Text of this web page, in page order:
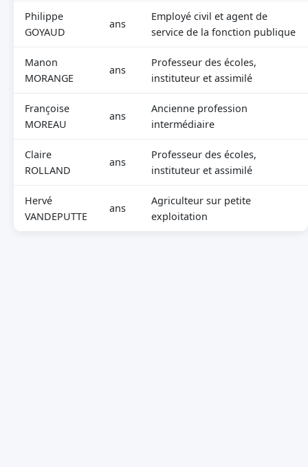
Philippe
GOYAUD
ans
Employé civil et agent de
service de la fonction publique
Manon
MORANGE
ans
Professeur des écoles,
instituteur et assimilé
Françoise
MOREAU
ans
Ancienne profession
intermédiaire
Claire
ROLLAND
ans
Professeur des écoles,
instituteur et assimilé
Hervé
VANDEPUTTE
ans
Agriculteur sur petite
exploitation